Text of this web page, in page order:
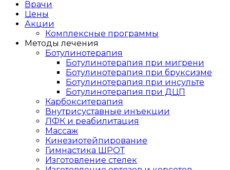
Врачи
Цены
Акции
Комплексные программы
Методы лечения
Ботулинотерапия
Ботулинотерапия при мигрени
Ботулинотерапия при бруксизме
Ботулинотерапия при инсульте
Ботулинотерапия при ДЦП
Карбокситерапия
Внутрисуставные инъекции
ЛФК и реабилитация
Массаж
Кинезиотейпирование
Гимнастика ШРОТ
Изготовление стелек